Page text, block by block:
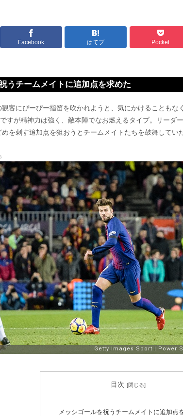
Facebook はてブ Pocket
うチームメイトに追加点を求めた
客にぴーぴー指笛を吹かれようと、気にかけることもな
すが精神力は強く、敵本陣でなお燃えるタイプ。リーダ
を刺す追加点を狙おうとチームメイトたちを鼓舞してい
目次
メッシゴールを祝うチームメイトに追加点